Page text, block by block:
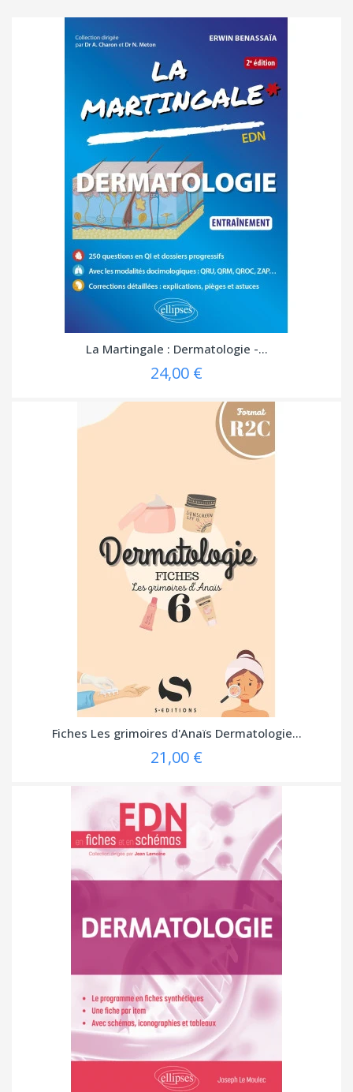
La Martingale : Dermatologie -...
24,00 €
Fiches Les grimoires d'Anaïs Dermatologie...
21,00 €